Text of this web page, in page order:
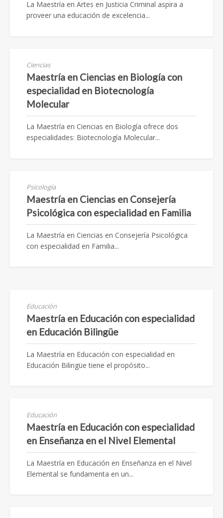
La Maestría en Artes en Justicia Criminal aspira a
proveer una educación de excelencia...
Ciencias
Maestría en Ciencias en Biología con
especialidad en Biotecnología
Molecular
La Maestría en Ciencias en Biología ofrece dos
especialidades: Biotecnología Molecular...
Psicología
Maestría en Ciencias en Consejería
Psicológica con especialidad en Familia
La Maestría en Ciencias en Consejería Psicológica
con especialidad en Familia...
Educación
Maestría en Educación con especialidad
en Educación Bilingüe
La Maestría en Educación con especialidad en
Educación Bilingüe tiene el propósito...
Educación
Maestría en Educación con especialidad
en Enseñanza en el Nivel Elemental
La Maestría en Educación en Enseñanza en el Nivel
Elemental se fundamenta en un...